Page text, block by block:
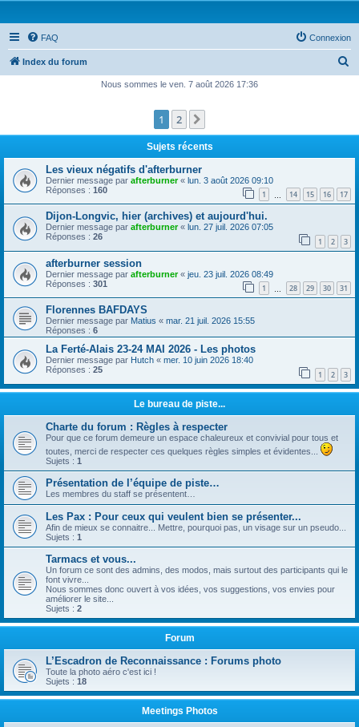
FAQ Connexion
Index du forum
e
r
r
Nous sommes le ven. 7 août 2026 17:36
1 2
Sujets récents
Les vieux négatifs d'afterburner
Dernier message par afterburner« lun. 3 août 2026 09:10
Réponses : 160 1 14 15 16 17
Dijon-Longvic, hier (archives) et aujourd'hui.
Dernier message par afterburner« lun. 27 juil. 2026 07:05
Réponses : 26 1 2 3
afterburner session
Dernier message par afterburner« jeu. 23 juil. 2026 08:49
Réponses : 301 1 28 29 30 31
Florennes BAFDAYS
Dernier message par Matius « mar. 21 juil. 2026 15:55
Réponses : 6
La Ferté-Alais 23-24 MAI 2026 - Les photos
Dernier message par Hutch « mer. 10 juin 2026 18:40
Réponses : 25 1 2 3
Le bureau de piste...
Charte du forum : Règles à respecter
Pour que ce forum demeure un espace chaleureux et convivial pour tous et
toutes, merci de respecter ces quelques règles simples et évidentes...
Sujets : 1
Présentation de l’équipe de piste…
Les membres du staff se présentent…
Les Pax : Pour ceux qui veulent bien se présenter...
Afin de mieux se connaitre... Mettre, pourquoi pas, un visage sur un pseudo...
Sujets : 1
Tarmacs et vous...
Un forum ce sont des admins, des modos, mais surtout des participants qui le
font vivre...
Nous sommes donc ouvert à vos idées, vos suggestions, vos envies pour
améliorer le site...
Sujets : 2
Forum
L’Escadron de Reconnaissance : Forums photo
Toute la photo aéro c'est ici !
Sujets : 18
Meetings Photos